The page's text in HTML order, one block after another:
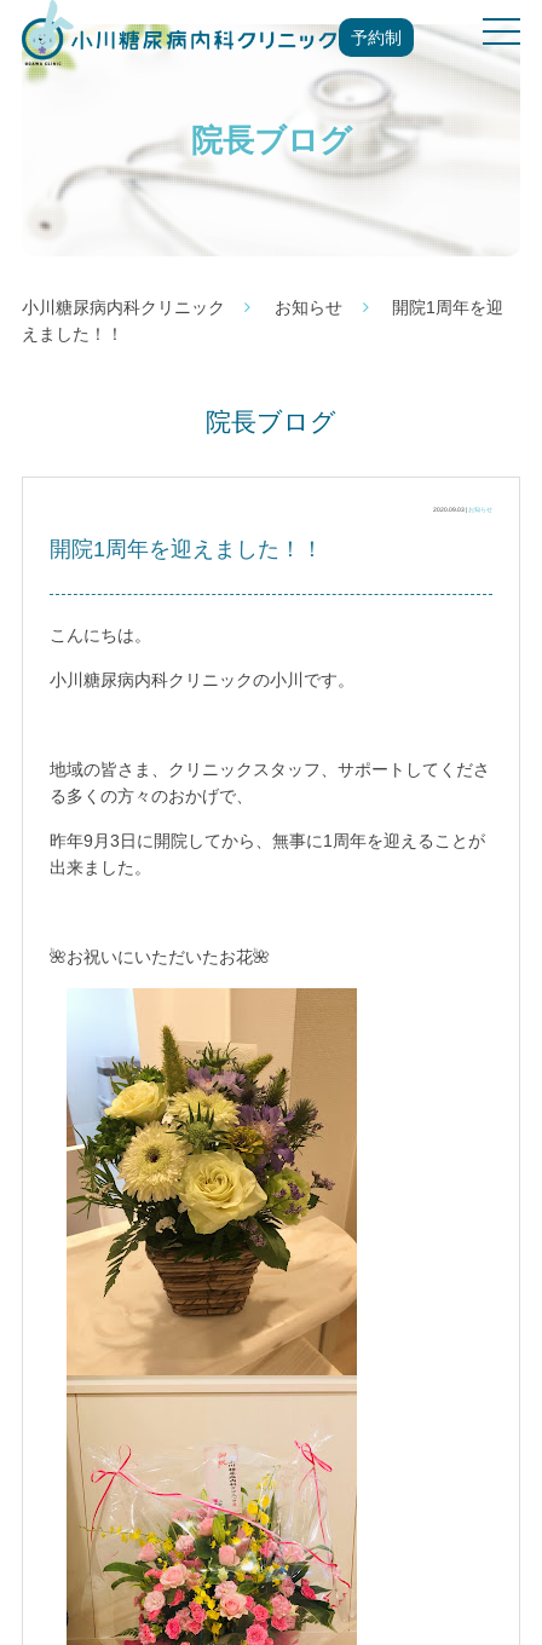
予約制
t
o
g
g
a
院長ブログ
小川糖尿病内科クリニック お知らせ
開院1周年を迎
えました！！
院長ブログ
2020.09.03 |お知らせ
開院1周年を迎えました！！
こんにちは。
小川糖尿病内科クリニックの小川です。
地域の皆さま、クリニックスタッフ、サポートしてくださ
る多くの方々のおかげで、
昨年9月3日に開院してから、無事に1周年を迎えることが
出来ました。
🌺お祝いにいただいたお花🌺